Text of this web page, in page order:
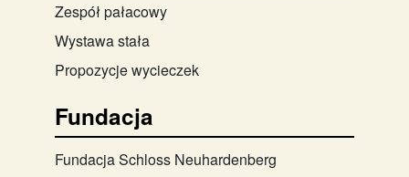
Zespół pałacowy
Wystawa stała
Propozycje wycieczek
Fundacja
Fundacja Schloss Neuhardenberg